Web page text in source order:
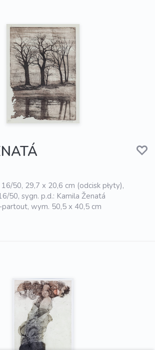
50, 29,7 x 20,6 cm (odcisk płyty),
50, sygn. p.d.: Kamila Ženatá
wym. 50,5 x 40,5 cm